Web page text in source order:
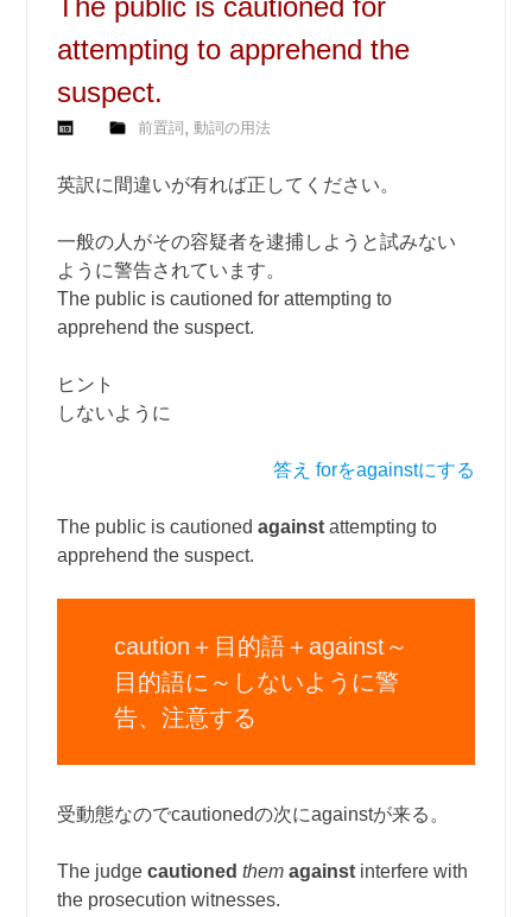
The public is cautioned for
attempting to apprehend the
suspect.
前置詞 ,動詞の用法
英訳に間違いが有れば正してください。
一般の人がその容疑者を逮捕しようと試みない
ように警告されています。
The public is cautioned for attempting to
apprehend the suspect.
ヒント
しないように
答え forをagainstにする
The public is cautionedagainstattempting to
apprehend the suspect.
caution＋目的語＋against～
目的語に～しないように警
告、注意する
受動態なのでcautionedの次にagainstが来る。
The judgecautioned themagainst interfere with
the prosecution witnesses.